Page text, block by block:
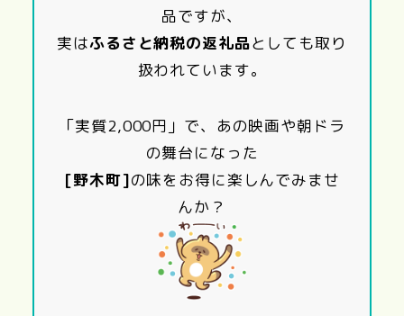
品ですが、
実はふるさと納税の返礼品としても取り
扱われています。
「実質2,000円」で、あの映画や朝ドラ
の舞台になった
[野木町]の味をお得に楽しんでみませ
んか？